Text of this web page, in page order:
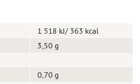
1 518 kJ/ 363 kcal
3,50 g
0,70 g